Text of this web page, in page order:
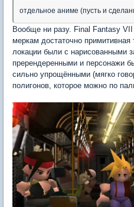
отдельное аниме (пусть и
Вообще ни разу. Final Fantasy
меркам достаточно примитивная
локации были с нарисованными
пререндеренными и персонажи
сильно упрощёнными (мягко
полигонов, которое можно по